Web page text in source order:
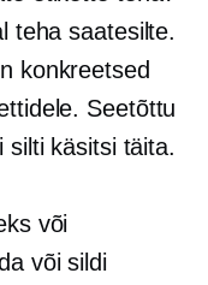
teha saatesilte.
konkreetsed
Seetõttu
silti käsitsi täita.
või
või sildi